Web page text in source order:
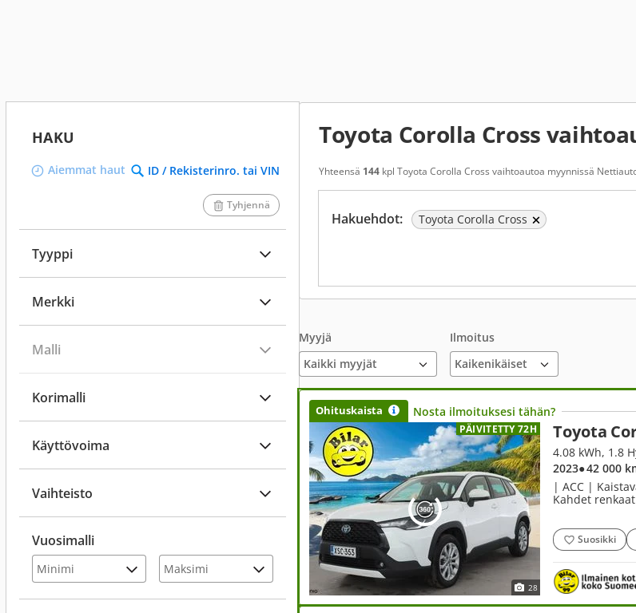
HAKU
Aiemmat haut ID / Rekisterinro. tai VIN
Tyhjennä
Tyyppi
Merkki
Malli
Korimalli
Käyttövoima
Vaihteisto
Vuosimalli
Toyota Corolla Cross
Yhteensä 144 kpl Toyota Corolla Cross vaihtoautoa myynnissä
Hakuehdot: Toyota Corolla Cross
Myyjä
Kaikki myyjät
Ilmoitus
Ohituskaista Nosta ilmoituksesi tähän?
PÄIVITETTY 72H
28
Toyota
4.08 kWh, 1.8
2023● 42 000
| ACC |
Kahdet
Suosikki